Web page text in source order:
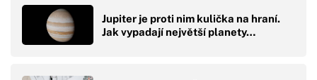
Jupiter je proti nim kulička na hraní.
Jak vypadají největší planety…